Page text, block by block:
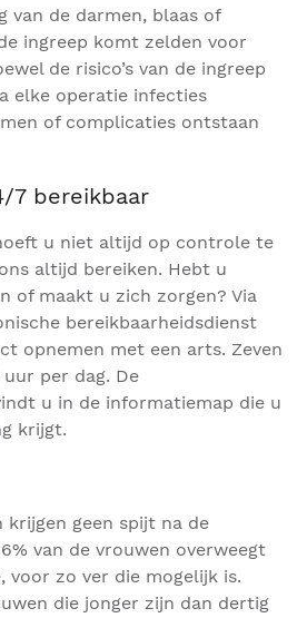
van de darmen, blaas of
ingreep komt zelden voor
de risico’s van de ingreep
elke operatie infecties
of complicaties ontstaan
7 bereikbaar
u niet altijd op controle te
altijd bereiken. Hebt u
of maakt u zich zorgen? Via
bereikbaarheidsdienst
opnemen met een arts. Zeven
per dag. De
u in de informatiemap die u
krijgt.
krijgen geen spijt na de
van de vrouwen overweegt
voor zo ver die mogelijk is.
die jonger zijn dan dertig